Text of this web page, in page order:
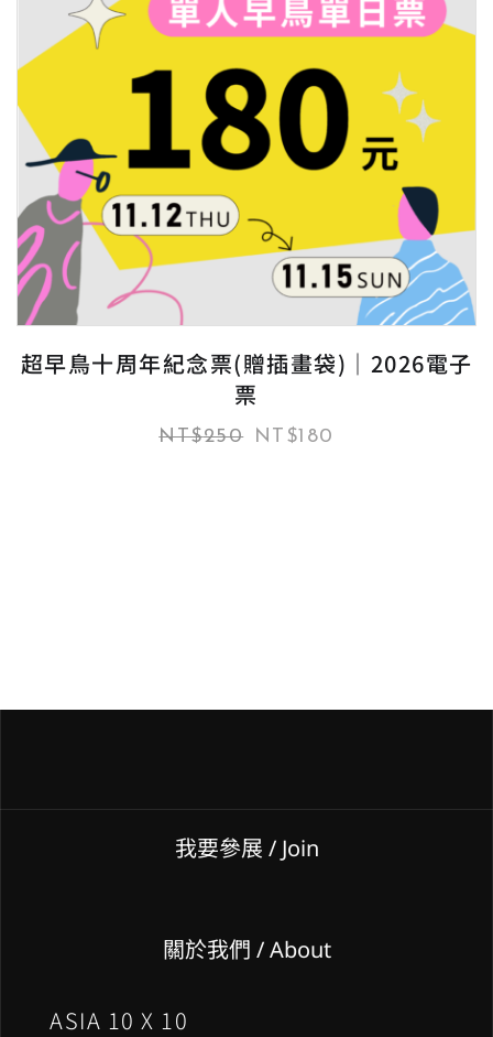
超早鳥十周年紀念票(贈插畫袋)｜2026電子
票
NT$250 NT$180
我要參展 / Join
關於我們 / About
ASIA 10 X 10